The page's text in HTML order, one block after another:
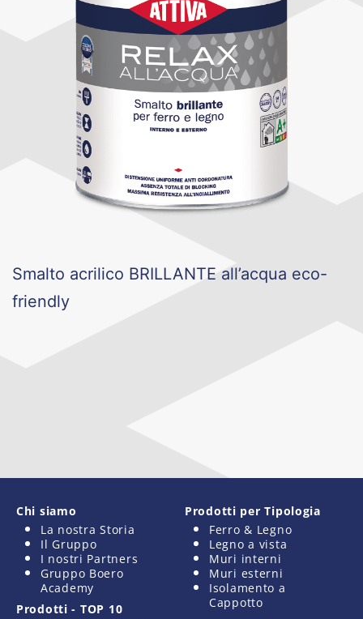
Smalto acrilico BRILLANTE all’acqua eco-
friendly
Chi siamo
La nostra Storia
Il Gruppo
I nostri Partners
Gruppo Boero
Academy
Prodotti - TOP 10
Prodotti per Tipologia
Ferro & Legno
Legno a vista
Muri interni
Muri esterni
Isolamento a
Cappotto